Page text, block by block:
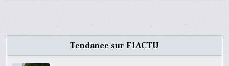
Tendance sur F1ACTU